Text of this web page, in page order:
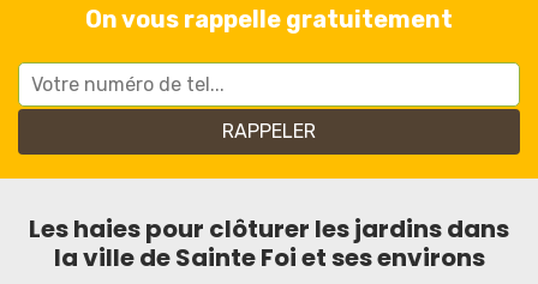
On vous rappelle gratuitement
Les haies pour clôturer les jardins dans
la ville de Sainte Foi et ses environs